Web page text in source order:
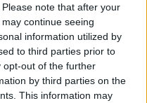
note that after your
continue seeing
information utilized by
to third parties prior to
opt-out of the further
by third parties on the
This information may